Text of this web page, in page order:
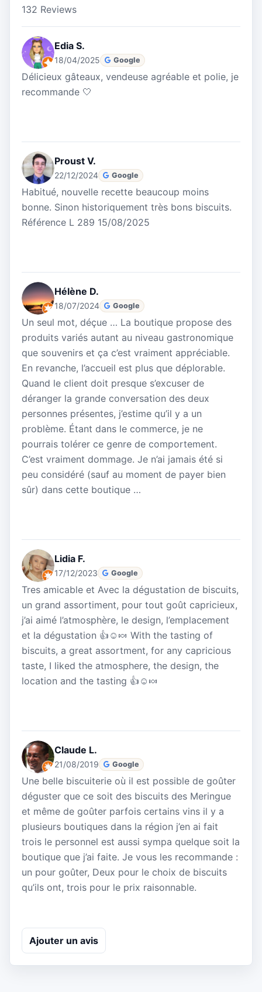
132 Reviews
Edia S.
18/04/2025 Google
Délicieux gâteaux, vendeuse agréable et polie, je
recommande 🤍
Proust V.
22/12/2024 Google
Habitué, nouvelle recette beaucoup moins
bonne. Sinon historiquement très bons biscuits.
Référence L 289 15/08/2025
Hélène D.
18/07/2024 Google
Un seul mot, déçue … La boutique propose des
produits variés autant au niveau gastronomique
que souvenirs et ça c’est vraiment appréciable.
En revanche, l’accueil est plus que déplorable.
Quand le client doit presque s’excuser de
déranger la grande conversation des deux
personnes présentes, j’estime qu’il y a un
problème. Étant dans le commerce, je ne
pourrais tolérer ce genre de comportement.
C’est vraiment dommage. Je n’ai jamais été si
peu considéré (sauf au moment de payer bien
sûr) dans cette boutique …
Lidia F.
17/12/2023 Google
Tres amicable et Avec la dégustation de biscuits,
un grand assortiment, pour tout goût capricieux,
j’ai aimé l’atmosphère, le design, l’emplacement
et la dégustation 👍☺️🍬 With the tasting of
biscuits, a great assortment, for any capricious
taste, I liked the atmosphere, the design, the
location and the tasting 👍☺️🍬
Claude L.
21/08/2019 Google
Une belle biscuiterie où il est possible de goûter
déguster que ce soit des biscuits des Meringue
et même de goûter parfois certains vins il y a
plusieurs boutiques dans la région j’en ai fait
trois le personnel est aussi sympa quelque soit la
boutique que j’ai faite. Je vous les recommande :
un pour goûter, Deux pour le choix de biscuits
qu’ils ont, trois pour le prix raisonnable.
Ajouter un avis